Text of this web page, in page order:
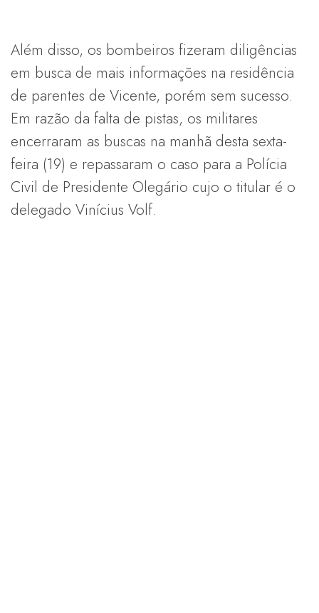
Além disso, os bombeiros fizeram diligências
em busca de mais informações na residência
de parentes de Vicente, porém sem sucesso.
Em razão da falta de pistas, os militares
encerraram as buscas na manhã desta sexta-
feira (19) e repassaram o caso para a Polícia
Civil de Presidente Olegário cujo o titular é o
delegado Vinícius Volf.